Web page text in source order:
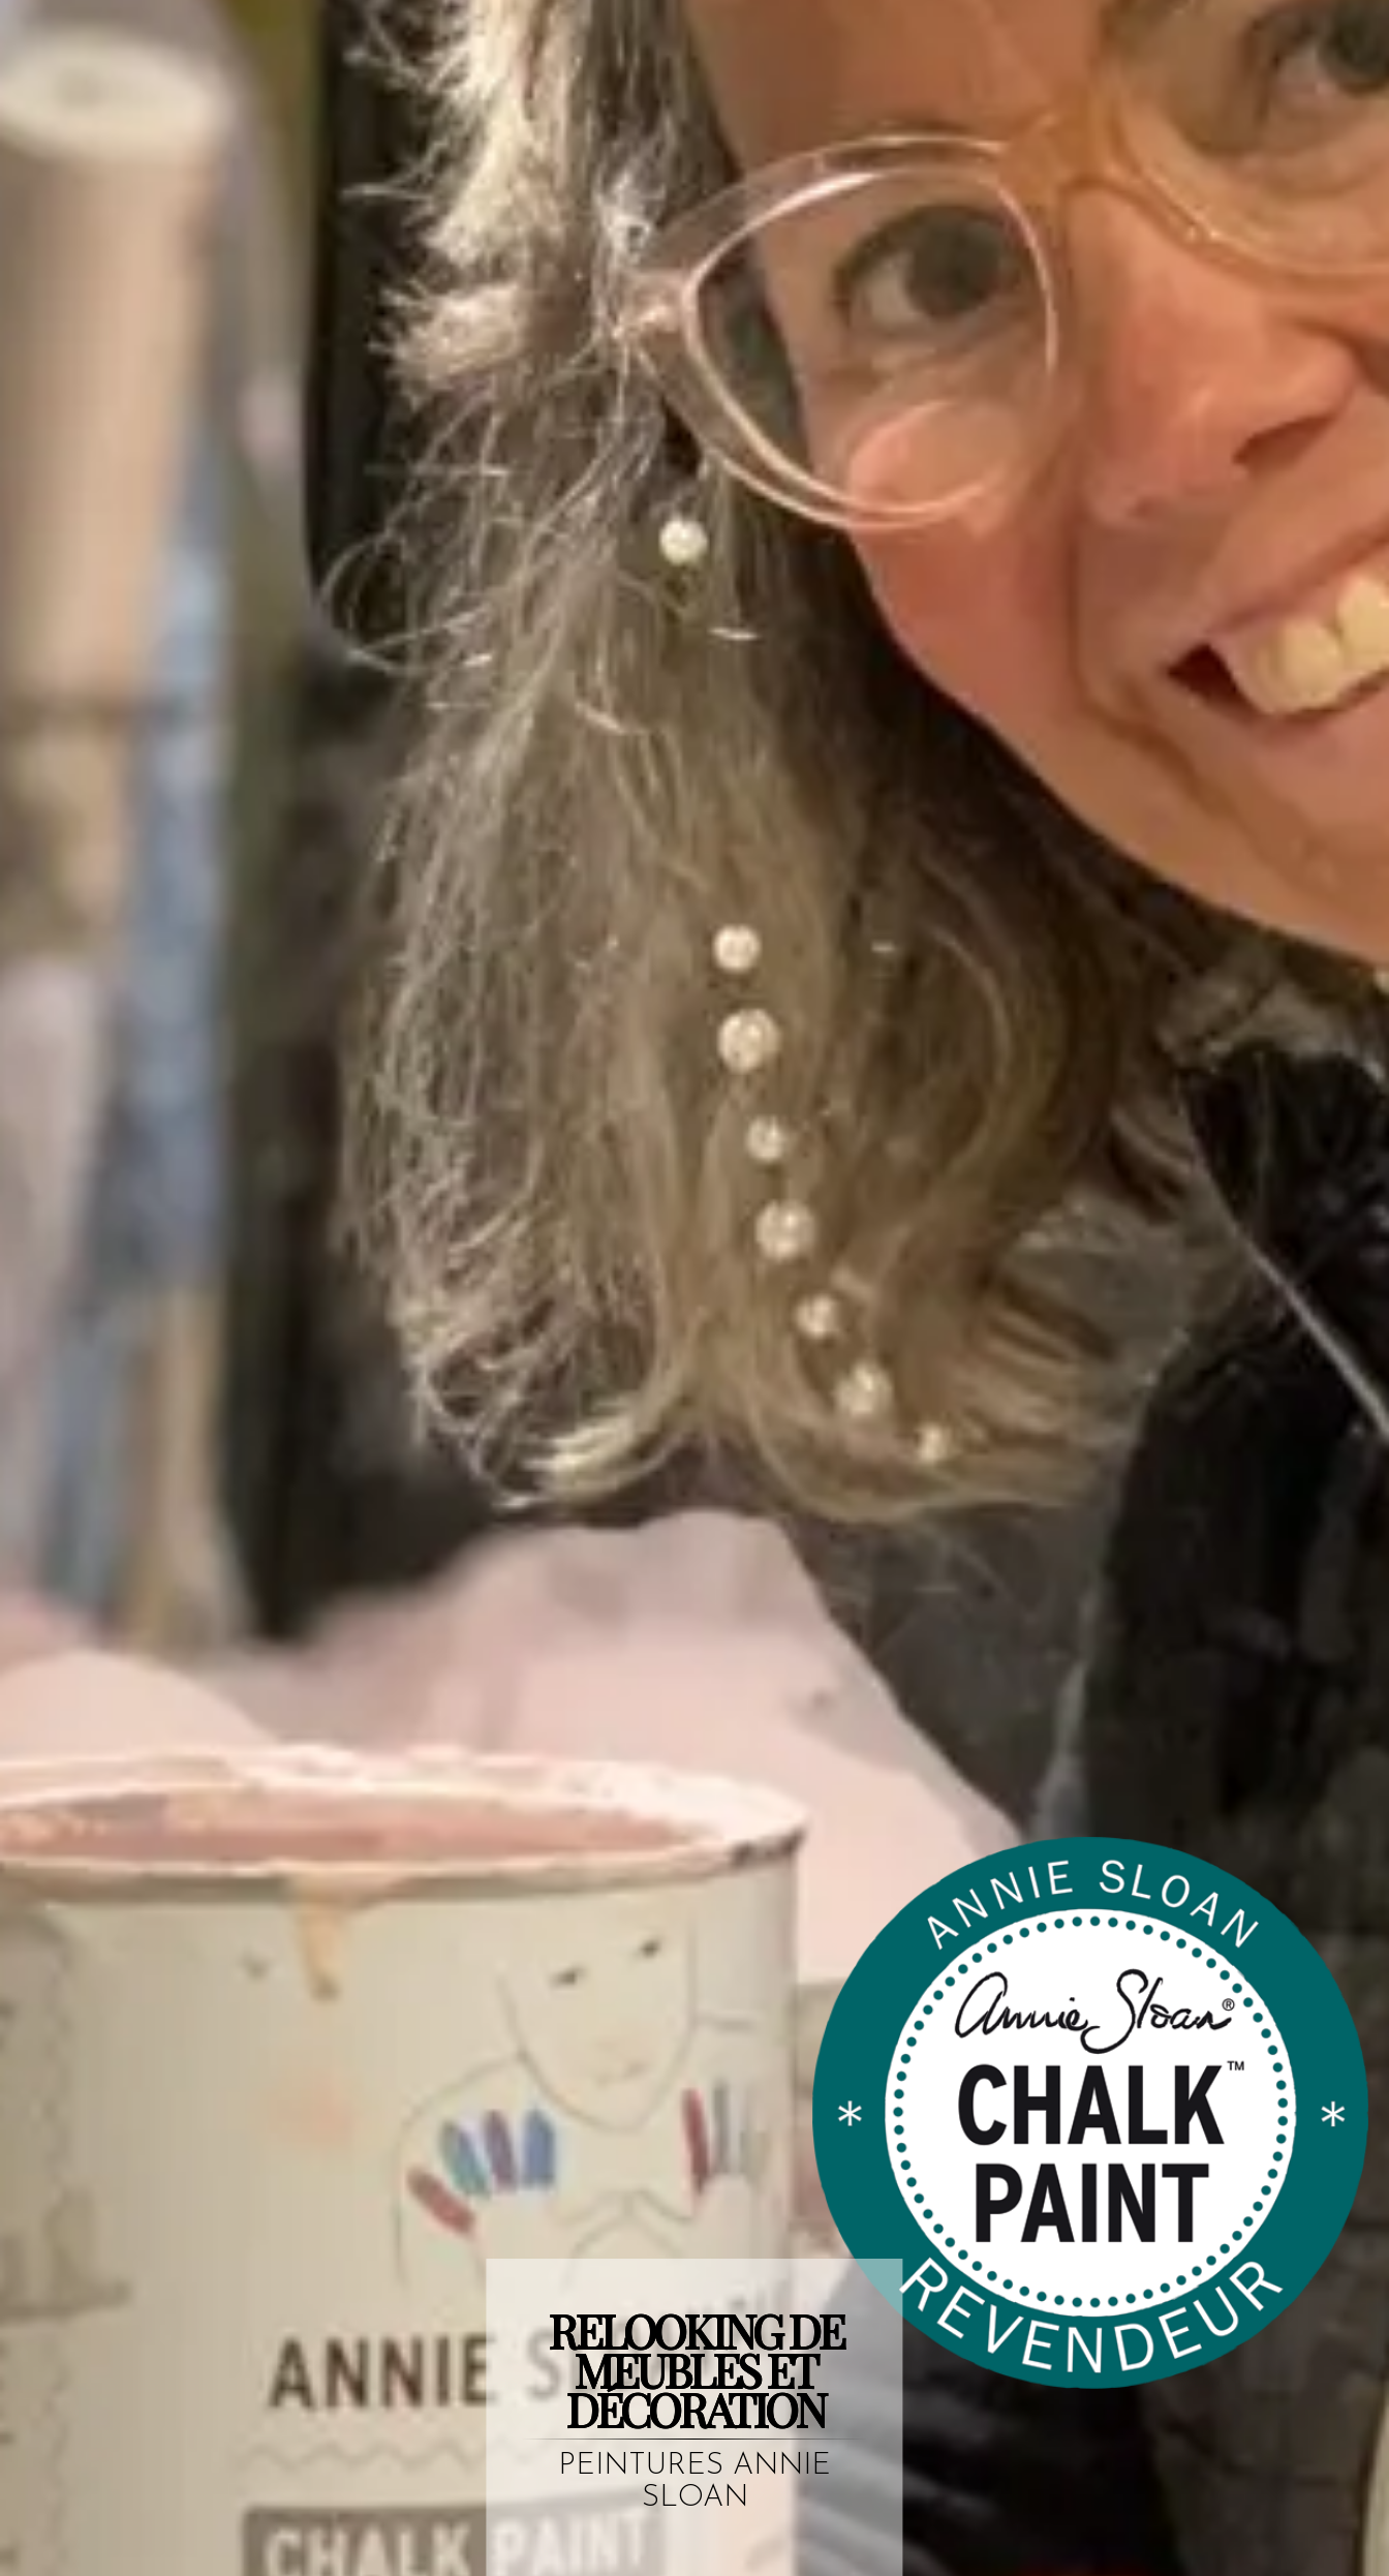
RELOOKING DE
MEUBLES ET
DÉCORATION
PEINTURES ANNIE
SLOAN